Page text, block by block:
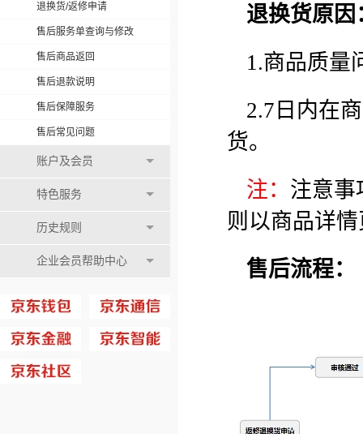
退换货/返修申请
售后服务单查询与修改
售后商品返回
售后退款说明
售后保障服务
售后常见问题
账户及会员
特色服务
历史规则
企业会员帮助中心
退换货原因
1.商品质量
2.7日内在
货。
注： 注意事
则以商品详
售后流程：